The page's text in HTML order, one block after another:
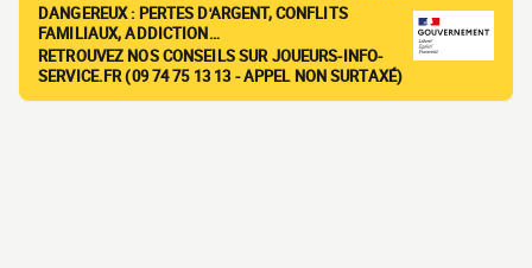
DANGEREUX : PERTES D'ARGENT, CONFLITS
FAMILIAUX, ADDICTION…
RETROUVEZ NOS CONSEILS SUR JOUEURS-INFO-
SERVICE.FR (09 74 75 13 13 - APPEL NON SURTAXÉ)